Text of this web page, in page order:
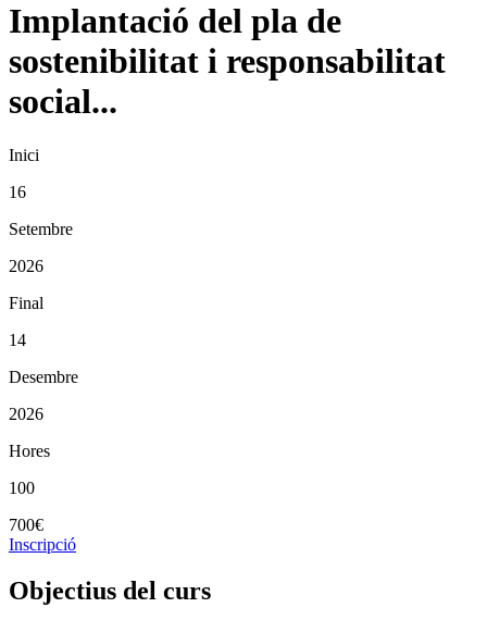
Implantació del pla de
sostenibilitat i responsabilitat
social...
Inici
16
Setembre
2026
Final
14
Desembre
2026
Hores
100
700€
Inscripció
Objectius del curs